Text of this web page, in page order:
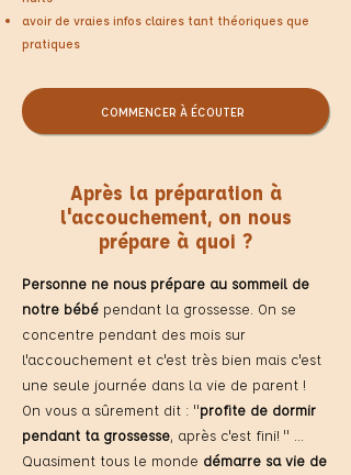
avoir de vraies infos claires tant théoriques que
pratiques
COMMENCER À ÉCOUTER
Après la préparation à
l'accouchement, on nous
prépare à quoi ?
Personne ne nous prépare au sommeil de
notre bébé pendant la grossesse. On se
concentre pendant des mois sur
l'accouchement et c'est très bien mais c'est
une seule journée dans la vie de parent !
On vous a sûrement dit : "profite de dormir
pendant ta grossesse, après c'est fini! " ...
Quasiment tous le monde démarre sa vie de